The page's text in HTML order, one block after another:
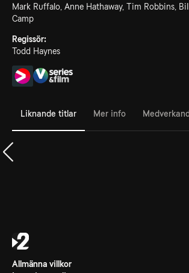
Mark Ruffalo, Anne Hathaway, Tim Robbins,
Camp
Regissör:
Todd Haynes
Liknande titlar Mer info
Allmänna villkor